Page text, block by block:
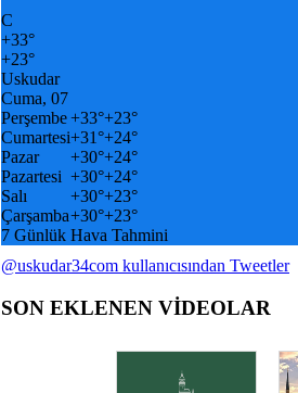
C
+33°
+23°
Uskudar
Cuma, 07
Perşembe+33°+23°
Cumartesi+31°+24°
Pazar
+30°+24°
Pazartesi +30°+24°
Salı
+30°+23°
Çarşamba+30°+23°
7 Günlük Hava Tahmini
@uskudar34com kullanıcısından Tweetler
SON EKLENEN VİDEOLAR